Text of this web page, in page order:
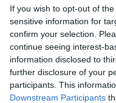
If you wish to opt-out of
sensitive information for
confirm your selection.
continue seeing interest-
information disclosed to
further disclosure of your
participants. This
Downstream Participants
L'attribuzione fatta in
Chiara Cappelletti
Incontro